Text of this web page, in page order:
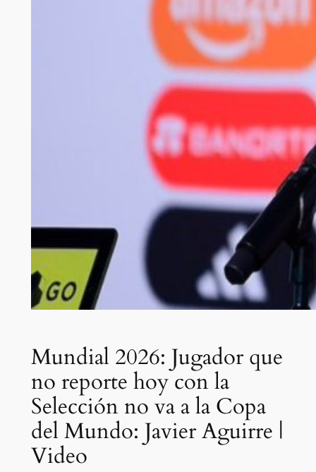
Mundial 2026: Jugador que
no reporte hoy con la
Selección no va a la Copa
del Mundo: Javier Aguirre |
Video